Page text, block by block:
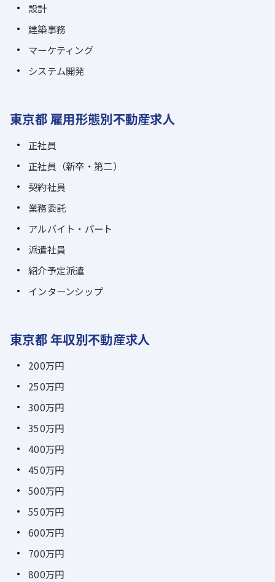
設計
建築事務
マーケティング
システム開発
東京都 雇用形態別不動産求人
正社員
正社員（新卒・第二）
契約社員
業務委託
アルバイト・パート
派遣社員
紹介予定派遣
インターンシップ
東京都 年収別不動産求人
200万円
250万円
300万円
350万円
400万円
450万円
500万円
550万円
600万円
700万円
800万円